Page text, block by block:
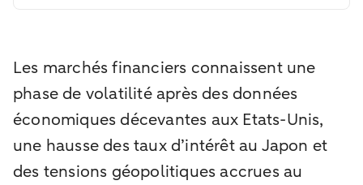
Les marchés financiers connaissent une
phase de volatilité après des données
économiques décevantes aux Etats-Unis,
une hausse des taux d’intérêt au Japon et
des tensions géopolitiques accrues au